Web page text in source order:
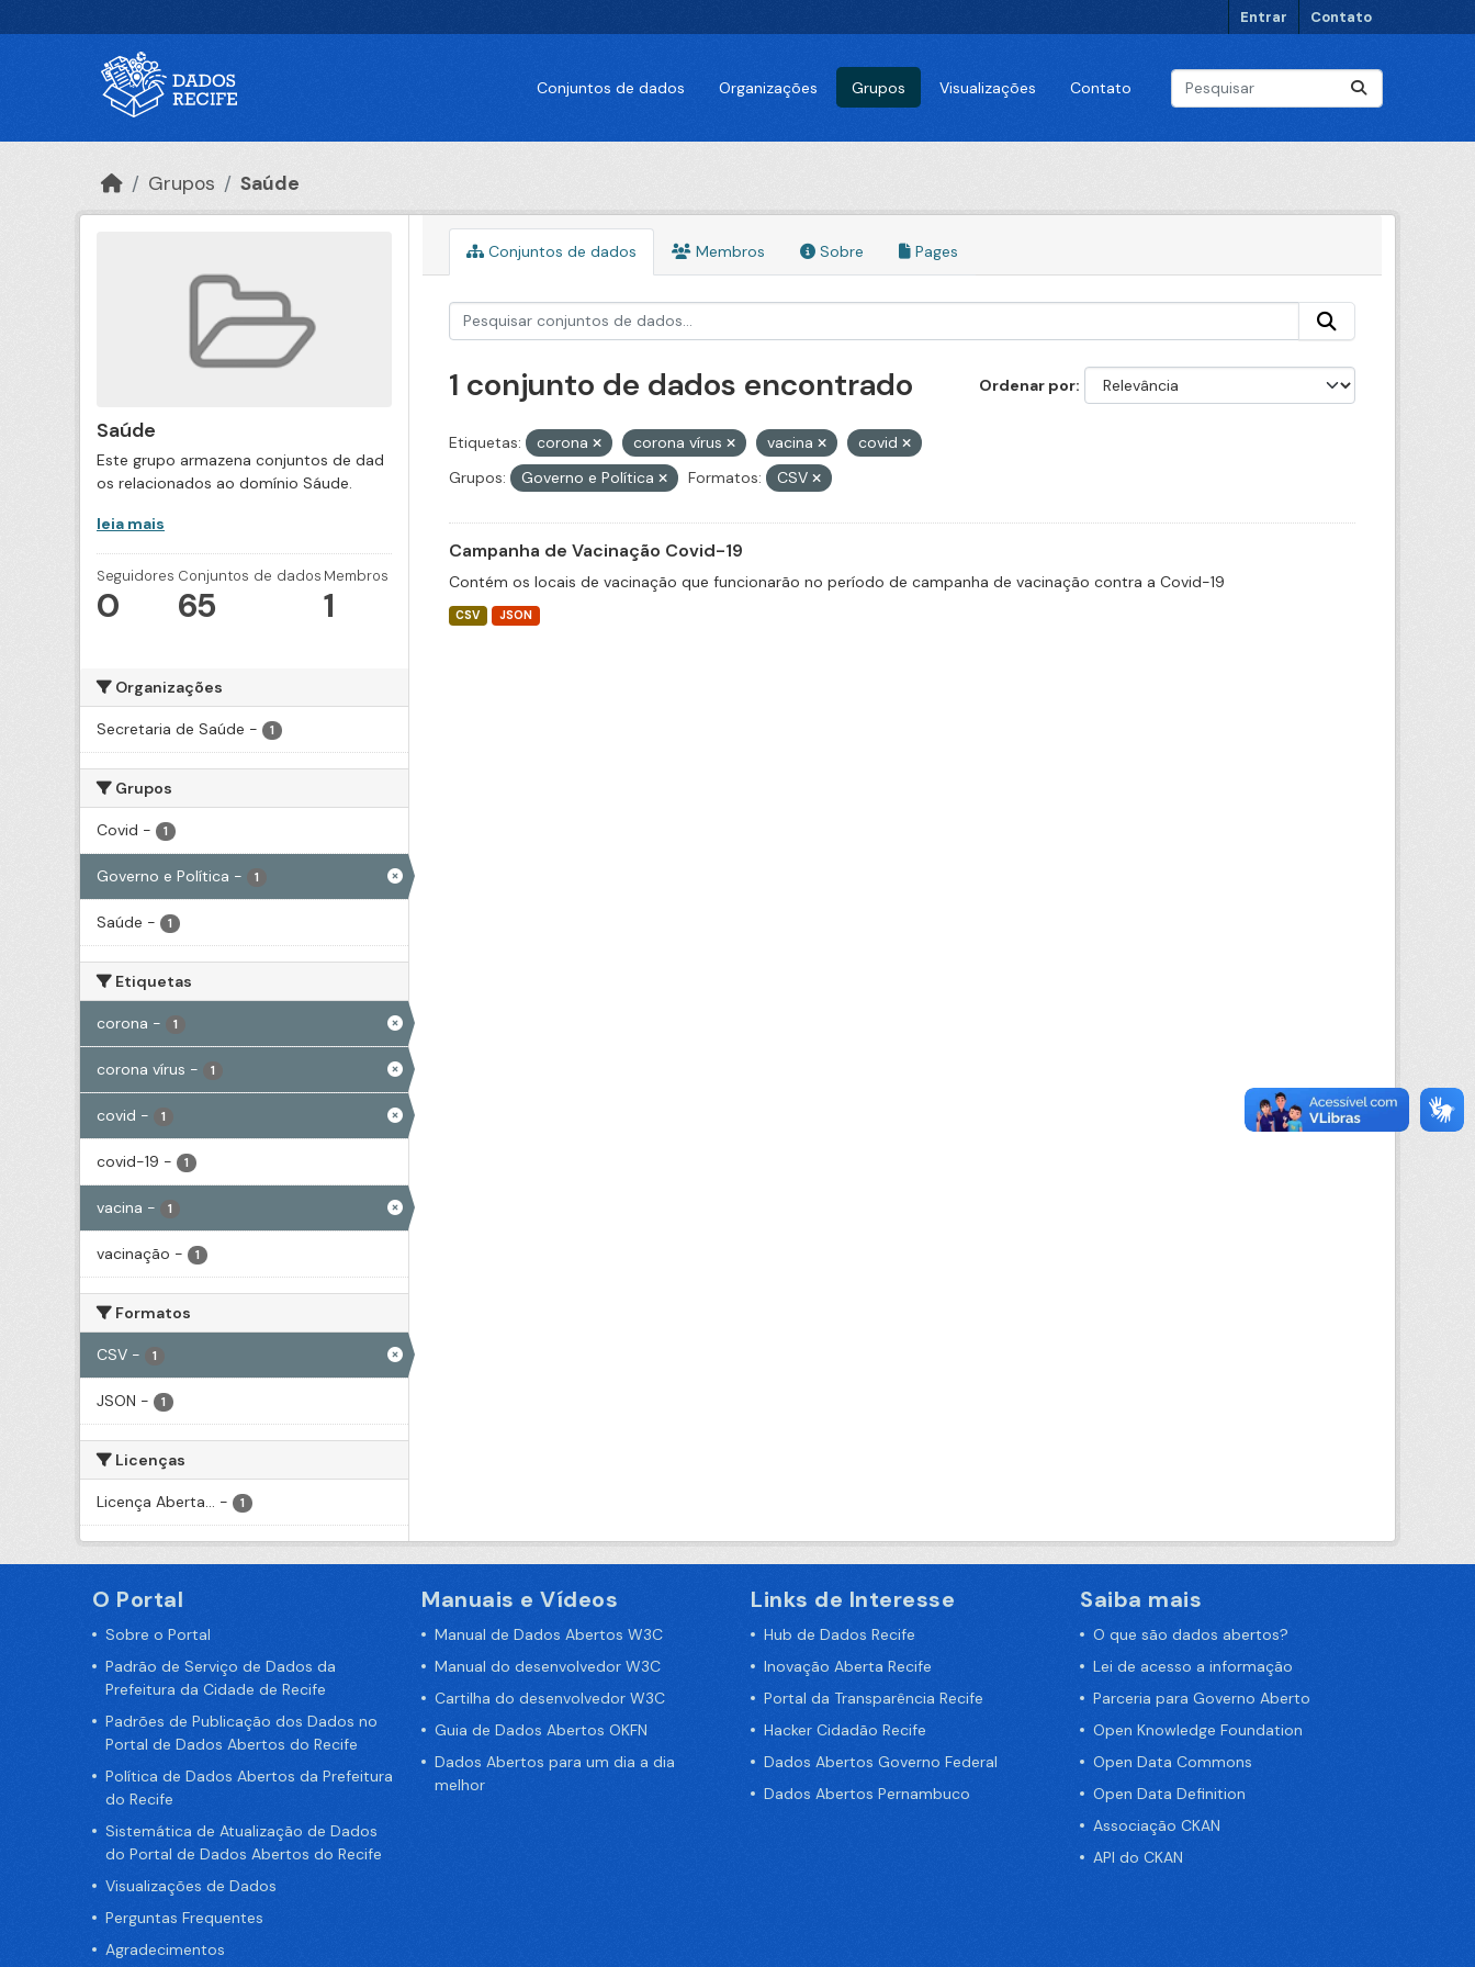
Entrar Contato
Conjuntos de dados Organizações Grupos Visualizações Contato
Grupos Saúde
Saúde
Este grupo armazena conjuntos de dad
os relacionados ao domínio Sáude.
leia mais
Seguidores
0
Conjuntos de dados
65
Membros
1
Organizações
Secretaria de Saúde - 1
Grupos
Covid - 1
Governo e Política - 1
Saúde - 1
Etiquetas
corona - 1
corona vírus - 1
covid - 1
covid-19 - 1
vacina - 1
vacinação - 1
Formatos
CSV - 1
JSON - 1
Licenças
Licença Aberta... - 1
Conjuntos de dados Membros Sobre Pages
Ordenar por
1 conjunto de dados encontrado
Etiquetas: corona corona vírus vacina
covid
Grupos:
Governo e Política Formatos: CSV
Campanha de Vacinação Covid-19
Contém os locais de vacinação que funcionarão no período de campanha de vacinação contra a Covid-19
CSV JSON
O Portal
Sobre o Portal
Padrão de Serviço de Dados da
Prefeitura da Cidade de Recife
Padrões de Publicação dos Dados no
Portal de Dados Abertos do Recife
Política de Dados Abertos da Prefeitura
do Recife
Sistemática de Atualização de Dados
do Portal de Dados Abertos do Recife
Visualizações de Dados
Perguntas Frequentes
Agradecimentos
Manuais e Vídeos
Manual de Dados Abertos W3C
Manual do desenvolvedor W3C
Cartilha do desenvolvedor W3C
Guia de Dados Abertos OKFN
Dados Abertos para um dia a dia
melhor
Links de Interesse
Hub de Dados Recife
Inovação Aberta Recife
Portal da Transparência Recife
Hacker Cidadão Recife
Dados Abertos Governo Federal
Dados Abertos Pernambuco
Saiba mais
O que são dados abertos?
Lei de acesso a informação
Parceria para Governo Aberto
Open Knowledge Foundation
Open Data Commons
Open Data Definition
Associação CKAN
API do CKAN